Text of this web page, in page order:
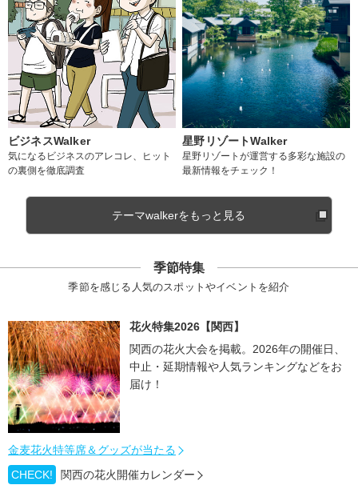
ビジネスWalker
気になるビジネスのアレコレ、ヒット
の裏側を徹底調査
星野リゾートWalker
星野リゾートが運営する多彩な施設の
最新情報をチェック！
テーマwalkerをもっと見る
季節特集
季節を感じる人気のスポットやイベントを紹介
花火特集2026【関西】
関西の花火大会を掲載。2026年の開催日、
中止・延期情報や人気ランキングなどをお
届け！
金麦花火特等席＆グッズが当たる
CHECK!
関西の花火開催カレンダー